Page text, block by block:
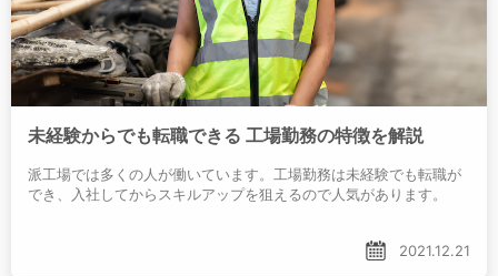
未経験からでも転職できる 工場勤務の特徴を解説
派工場では多くの人が働いています。工場勤務は未経験でも転職が
でき、入社してからスキルアップを狙えるので人気があります。
2021.12.21